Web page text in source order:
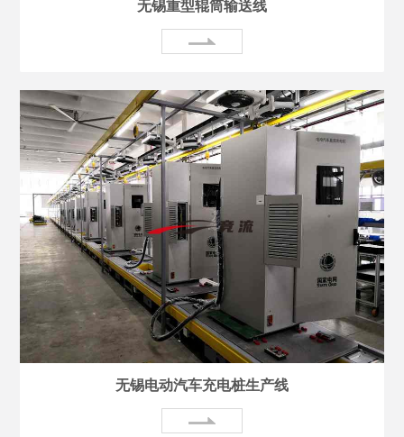
无锡重型辊筒输送线
无锡电动汽车充电桩生产线